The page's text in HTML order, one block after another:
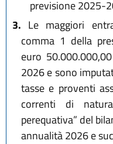
previsione 2025-
3. Le maggiori
comma 1 della
euro
2026 e sono
tasse e proventi
correnti di
perequativa” del
annualità 2026 e